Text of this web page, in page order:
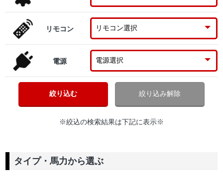
リモコン
電源
※絞込の検索結果は下記に表示※
タイプ・馬力から選ぶ